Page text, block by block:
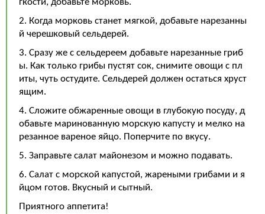
гкости, добавьте морковь.
2. Когда морковь станет мягкой, добавьте нарезанны
й черешковый сельдерей.
3. Сразу же с сельдереем добавьте нарезанные гриб
ы. Как только грибы пустят сок, снимите овощи с пл
иты, чуть остудите. Сельдерей должен остаться хруст
ящим.
4. Сложите обжаренные овощи в глубокую посуду, д
обавьте маринованную морскую капусту и мелко на
резанное вареное яйцо. Поперчите по вкусу.
5. Заправьте салат майонезом и можно подавать.
6. Салат с морской капустой, жареными грибами и я
йцом готов. Вкусный и сытный.
Приятного аппетита!